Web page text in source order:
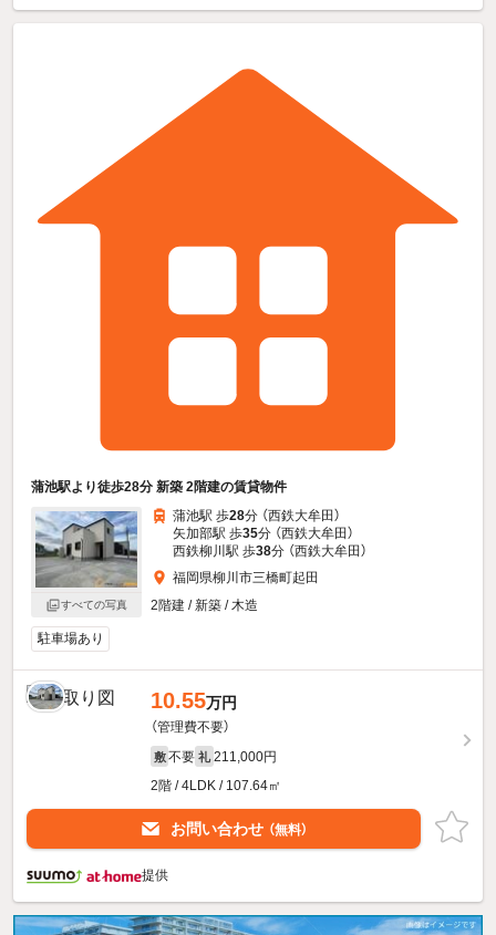
蒲池駅より徒歩28分 新築 2階建の賃貸物件
すべての写真
蒲池駅 歩28分 （西鉄大牟田）
矢加部駅 歩35分 （西鉄大牟田）
西鉄柳川駅 歩38分 （西鉄大牟田）
福岡県柳川市三橋町起田
2階建 / 新築 / 木造
駐車場あり
10.55万円
（管理費不要）
敷 不要 礼 211,000円
2階 / 4LDK / 107.64㎡
お問い合わせ （無料）
提供